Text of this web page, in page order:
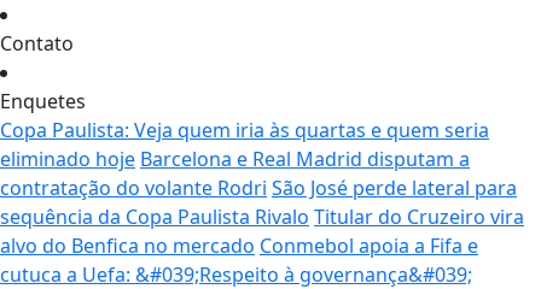
Contato
Enquetes
Copa Paulista: Veja quem iria às quartas e quem seria
eliminado hoje Barcelona e Real Madrid disputam a
contratação do volante Rodri São José perde lateral para
sequência da Copa Paulista Rivalo Titular do Cruzeiro vira
alvo do Benfica no mercado Conmebol apoia a Fifa e
cutuca a Uefa: &#039;Respeito à governança&#039;